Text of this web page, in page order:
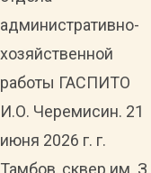
административно-
хозяйственной
работы ГАСПИТО
И.О. Черемисин. 21
июня 2026 г. г.
Тамбов, сквер им. З.